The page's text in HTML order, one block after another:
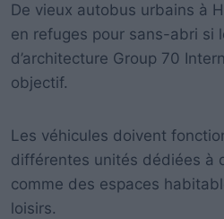
De vieux autobus urbains à
en refuges pour sans-abri si
d’architecture Group 70
objectif.
Les véhicules doivent
différentes unités dédiées à
comme des espaces
loisirs.